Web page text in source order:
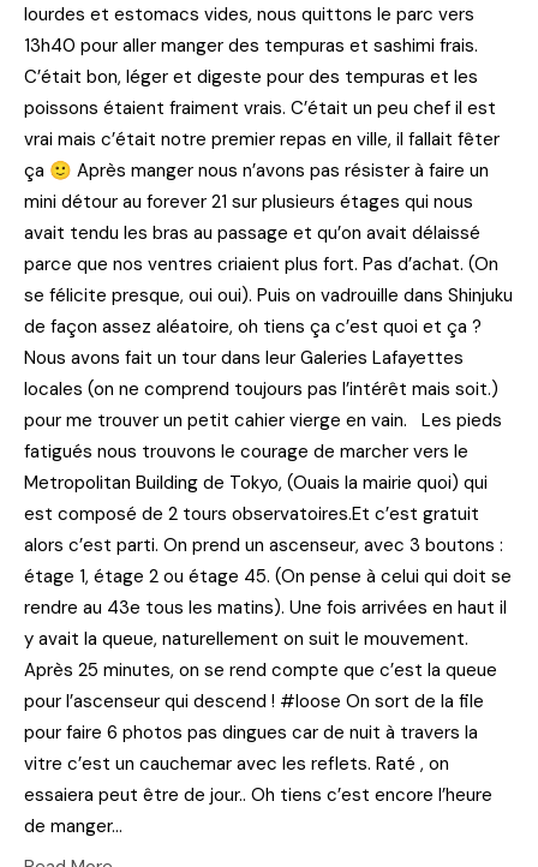
lourdes et estomacs vides, nous quittons le parc vers
13h40 pour aller manger des tempuras et sashimi frais.
C’était bon, léger et digeste pour des tempuras et les
poissons étaient fraiment vrais. C’était un peu chef il est
vrai mais c’était notre premier repas en ville, il fallait fêter
ça 🙂 Après manger nous n’avons pas résister à faire un
mini détour au forever 21 sur plusieurs étages qui nous
avait tendu les bras au passage et qu’on avait délaissé
parce que nos ventres criaient plus fort. Pas d’achat. (On
se félicite presque, oui oui). Puis on vadrouille dans Shinjuku
de façon assez aléatoire, oh tiens ça c’est quoi et ça ?
Nous avons fait un tour dans leur Galeries Lafayettes
locales (on ne comprend toujours pas l’intérêt mais soit.)
pour me trouver un petit cahier vierge en vain. Les pieds
fatigués nous trouvons le courage de marcher vers le
Metropolitan Building de Tokyo, (Ouais la mairie quoi) qui
est composé de 2 tours observatoires.Et c’est gratuit
alors c’est parti. On prend un ascenseur, avec 3 boutons :
étage 1, étage 2 ou étage 45. (On pense à celui qui doit se
rendre au 43e tous les matins). Une fois arrivées en haut il
y avait la queue, naturellement on suit le mouvement.
Après 25 minutes, on se rend compte que c’est la queue
pour l’ascenseur qui descend ! #loose On sort de la file
pour faire 6 photos pas dingues car de nuit à travers la
vitre c’est un cauchemar avec les reflets. Raté , on
essaiera peut être de jour.. Oh tiens c’est encore l’heure
de manger…